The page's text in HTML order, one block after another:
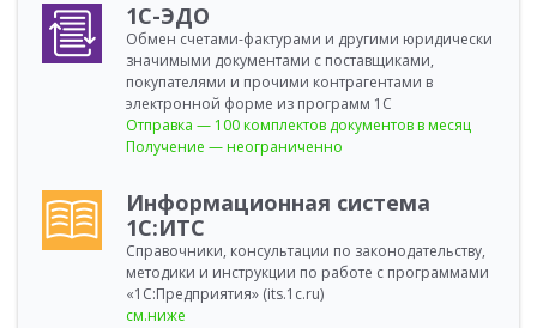
1С-ЭДО
Обмен счетами-фактурами и другими юридически
значимыми документами с поставщиками,
покупателями и прочими контрагентами в
электронной форме из программ 1С
Отправка — 100 комплектов документов в месяц
Получение — неограниченно
Информационная система
1С:ИТС
Справочники, консультации по законодательству,
методики и инструкции по работе с программами
«1С:Предприятия» (its.1c.ru)
см.ниже